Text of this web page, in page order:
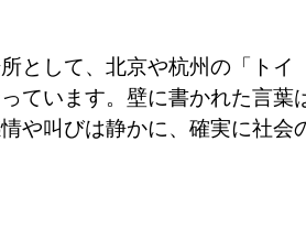
として、北京や杭州の「トイ
ています。壁に書かれた言葉
や叫びは静かに、確実に社会